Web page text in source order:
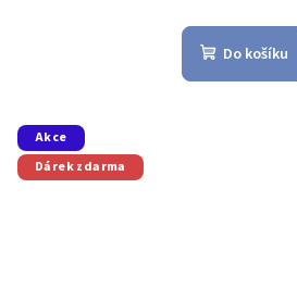
Do košíku
Akce
Dárek zdarma